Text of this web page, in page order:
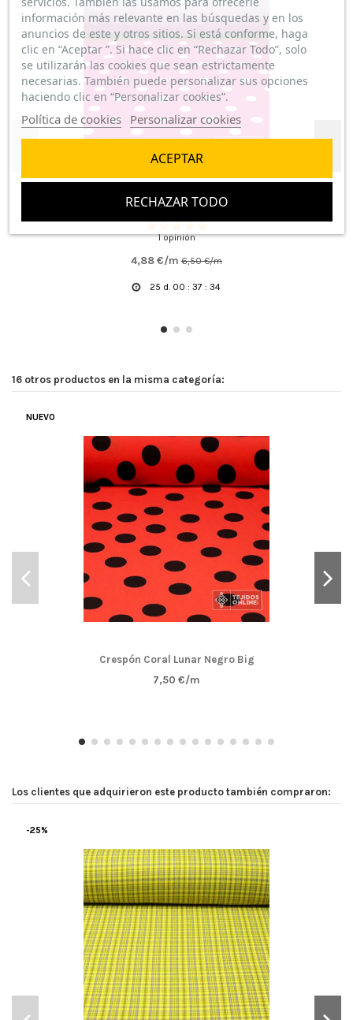
Tela Buganvilia Lunar Blanco
1 opinión
4,88 €/m 6,50 €/m
25 d. 00 : 37 : 34
16 otros productos en la misma categoría:
NUEVO
Crespón Coral Lunar Negro Big
7,50 €/m
Los clientes que adquirieron este producto también compraron:
-25%
información más relevante en las búsquedas y en los
anuncios de este y otros sitios. Si está conforme, haga
clic en “Aceptar ”. Si hace clic en “Rechazar Todo”, solo
se utilizarán las cookies que sean estrictamente
necesarias. También puede personalizar sus opciones
haciendo clic en “Personalizar cookies”.
Política de cookies Personalizar cookies
RECHAZAR TODO
ACEPTAR